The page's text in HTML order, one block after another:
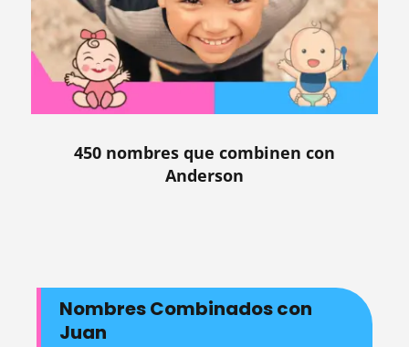
450 nombres que combinen con
Anderson
Nombres Combinados con
Juan